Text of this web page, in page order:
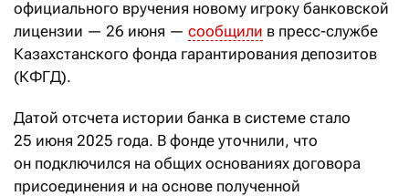
официального вручения новому игроку банковской
лицензии — 26 июня — сообщили в пресс-службе
Казахстанского фонда гарантирования депозитов
(КФГД).
Датой отсчета истории банка в системе стало
25 июня 2025 года. В фонде уточнили, что
он подключился на общих основаниях договора
присоединения и на основе полученной